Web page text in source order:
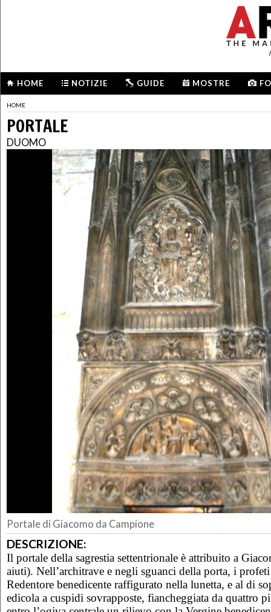
HOME NOTIZIE GUIDE MOSTRE
HOME
PORTALE
DUOMO
Portale di Giacomo da Campione
DESCRIZIONE:
Il portale della sagrestia settentrionale è attribuito a
aiuti). Nell’architrave e negli sguanci della porta, i
Redentore benedicente raffigurato nella lunetta, e al di
edicola a cuspidi sovrapposte, fiancheggiata da quattro